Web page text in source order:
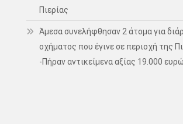
Πιερίας
Άμεσα συνελήφθησαν 2 άτομα για
οχήματος που έγινε σε περιοχή της
-Πήραν αντικείμενα αξίας 19.000 ευρώ